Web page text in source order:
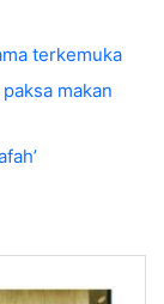
terkemuka
makan